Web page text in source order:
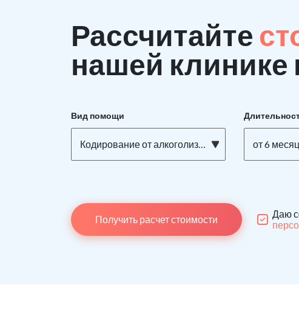
Рассчитайте
нашей клинике
Вид помощи
Кодирование от алкоголизма ТОРПЕДО на дому от 6
Получить расчет стоимости
Даю